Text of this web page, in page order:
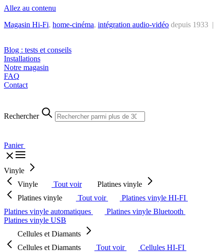
Allez au contenu
Magasin Hi-Fi, home-cinéma, intégration audio-vidéo depuis 1933 |
Blog : tests et conseils
Installations
Notre magasin
FAQ
Contact
Rechercher
Panier
Vinyle
Vinyle
Tout voir
Platines vinyle
Platines vinyle
Tout voir
Platines vinyle HI-FI
Platines vinyle automatiques
Platines vinyle Bluetooth
Platines vinyle USB
Cellules et Diamants
Cellules et Diamants
Tout voir
Cellules HI-FI